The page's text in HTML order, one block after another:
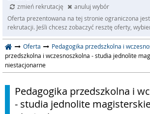
zmień rekrutację
anuluj wybór
Oferta prezentowana na tej stronie ograniczona
rekrutacji. Jeśli chcesz zobaczyć resztę oferty,
Oferta Pedagogika przedszkolna i
przedszkolna i wczesnoszkolna - studia jednolite
niestacjonarne
Pedagogika przedszkolna i
- studia jednolite